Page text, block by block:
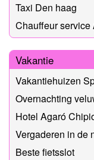
Taxi Den haag
Chauffeur service
Vakantie
Vakantiehuizen
Overnachting
Hotel Agaró
Vergaderen in de
Beste fietsslot